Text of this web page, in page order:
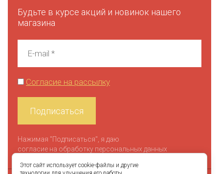
Будьте в курсе акций и новинок нашего
магазина
Согласие на рассылку
Подписаться
Нажимая "Подписаться", я даю
согласие на обработку персональных данных
Этот сайт использует cookie-файлы и другие